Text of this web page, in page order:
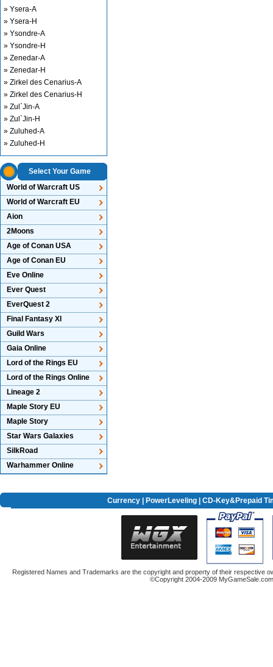
» Ysera-A
» Ysera-H
» Ysondre-A
» Ysondre-H
» Zenedar-A
» Zenedar-H
» Zirkel des Cenarius-A
» Zirkel des Cenarius-H
» Zul`Jin-A
» Zul`Jin-H
» Zuluhed-A
» Zuluhed-H
Select Your Game
World of Warcraft US
World of Warcraft EU
Aion
2Moons
Age of Conan USA
Age of Conan EU
Eve Online
Ever Quest
EverQuest 2
Final Fantasy XI
Guild Wars
Gaia Online
Lord of the Rings EU
Lord of the Rings Online
Lineage 2
Maple Story EU
Maple Story
Star Wars Galaxies
SilkRoad
Warhammer Online
Currency| PowerLeveling| CD-Key&Prepaid
Registered Names and Trademarks are the copyright and property of their respective
©Copyright 2004-2009